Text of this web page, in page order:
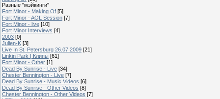
Разные "мэйкинги"
Fort Minor - Making Of [5]
Fort Minor - AOL Session [7]
Fort Minor - live [10]
Fort Minor Interviews [4]
2003 [0]
Julien-K [3]
Live In St. Petersburg 26.07.2009 [21]
Linkin Park | Клипы [61]
Fort Minor - Other [1]
Dead By Sunrise - Live [34]
Chester Bennington - Live [7]
Dead By Sunrise - Music Videos [6]
Dead By Sunrise - Other Videos [8]
Chester Bennington - Other Videos [7]